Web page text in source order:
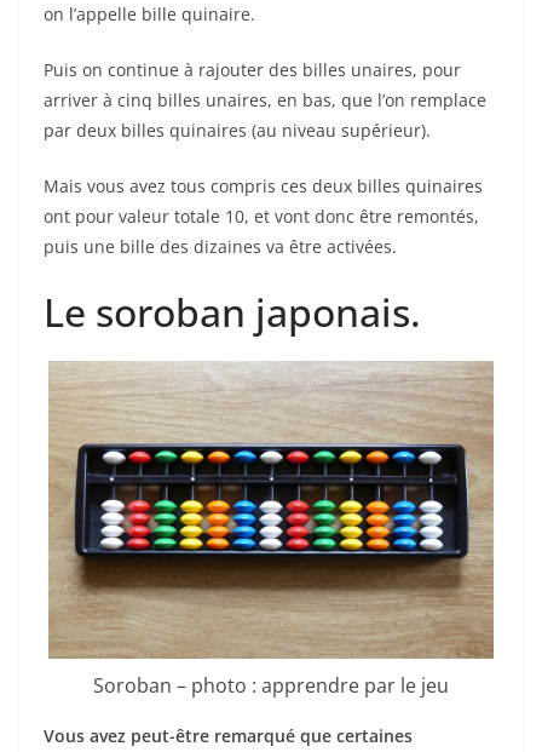
on l’appelle bille quinaire.
Puis on continue à rajouter des billes unaires, pour
arriver à cinq billes unaires, en bas, que l’on remplace
par deux billes quinaires (au niveau supérieur).
Mais vous avez tous compris ces deux billes quinaires
ont pour valeur totale 10, et vont donc être remontés,
puis une bille des dizaines va être activées.
Le soroban japonais.
Soroban – photo : apprendre par le jeu
Vous avez peut-être remarqué que certaines